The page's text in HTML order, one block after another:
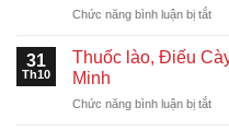
Chức năng bình luận bị tắtở
Lào
31
Th10
Thuốc lào, Điếu
Minh
Chức năng bình luận bị tắtở